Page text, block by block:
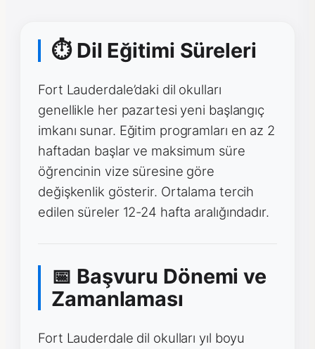
⏱ Dil Eğitimi Süreleri
Fort Lauderdale’daki dil okulları
genellikle her pazartesi yeni başlangıç
imkanı sunar. Eğitim programları en az 2
haftadan başlar ve maksimum süre
öğrencinin vize süresine göre
değişkenlik gösterir. Ortalama tercih
edilen süreler 12-24 hafta aralığındadır.
📅 Başvuru Dönemi ve
Zamanlaması
Fort Lauderdale dil okulları yıl boyu